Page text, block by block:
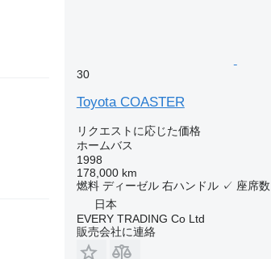
30
Toyota COASTER
リクエストに応じた価格
ホームバス
1998
178,000 km
燃料 ディーゼル 右ハンドル ✓ 座席数
日本
EVERY TRADING Co Ltd
販売会社に連絡